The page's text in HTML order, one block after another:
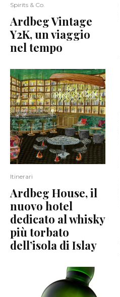
Spirits & Co.
Ardbeg Vintage
Y2K, un viaggio
nel tempo
Itinerari
Ardbeg House, il
nuovo hotel
dedicato al whisky
più torbato
dell’isola di Islay